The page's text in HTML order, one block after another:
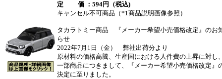
定 価 ：594円（税込)
キャンセル不可商品（*1商品説明画像参照）
タカラトミー商品 『メーカー希望小売価格改定』のお
らせ
2022年7月1日（金） 弊社出荷分より
原材料の価格高騰、生産国における人件費の上昇に対し
一部商品につきまして、『メーカー希望小売価格改定』
決定に至りました。